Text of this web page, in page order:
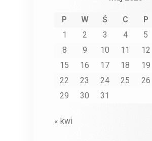
P W Ś C P
1
2 3 4 5
8
9 10 11 12
15
16 17 18 19
22
23 24 25 26
29
30 31
« kwi